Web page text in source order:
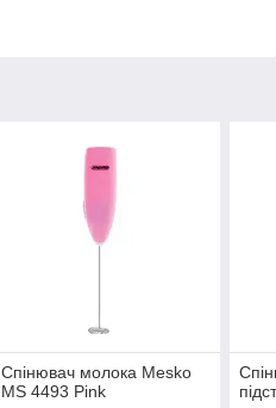
Спінювач молока Mesko
MS 4493 Pink